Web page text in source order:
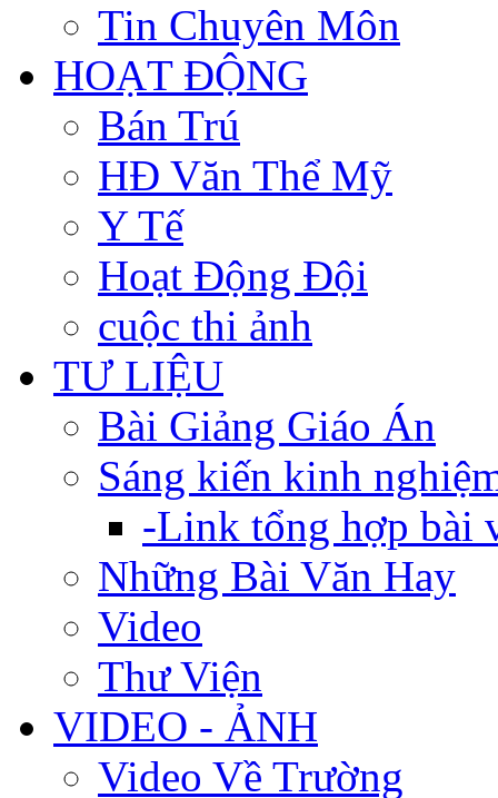
Tin Chuyên Môn
HOẠT ĐỘNG
Bán Trú
HĐ Văn Thể Mỹ
Y Tế
Hoạt Động Đội
cuộc thi ảnh
TƯ LIỆU
Bài Giảng Giáo Án
Sáng kiến kinh
-Link tổng hợp bài
Những Bài Văn Hay
Video
Thư Viện
VIDEO - ẢNH
Video Về Trường